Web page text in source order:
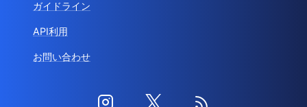
ガイドライン
API利用
お問い合わせ